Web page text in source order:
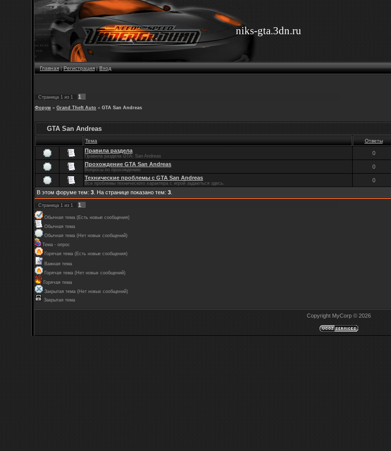
niks-gta.3dn.ru
Главная|Регистрация|Вход
Страница 1 из 1 1
Форум » Grand Theft Auto » GTA San Andreas
GTA San Andreas
Тема Ответы
Правила раздела
Правила раздела GTA: San Andreas 0
Прохождение GTA San Andreas
Вопросы по прохождению 0
Технические проблемы с GTA San Andreas
Все проблемы технического характера с игрой задаються здесь. 0
В этом форуме тем: 3 . На странице показано тем: 3
Страница 1 из 1 1
Обычная тема (Есть новые сообщения)
Обычная тема
Обычная тема (Нет новых сообщений)
Тема - опрос
Горячая тема (Есть новые сообщения)
Важная тема
Горячая тема (Нет новых сообщений)
Горячая тема
Закрытая тема (Нет новых сообщений)
Закрытая тема
Copyright MyCorp © 2026